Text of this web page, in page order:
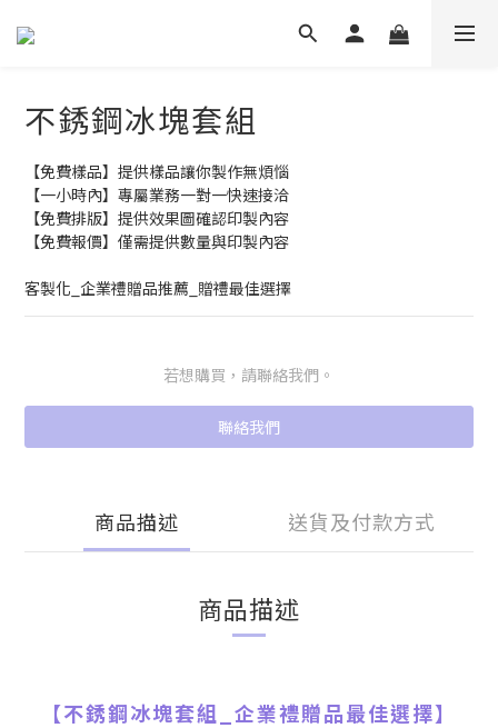
不銹鋼冰塊套組
【免費樣品】提供樣品讓你製作無煩惱
【一小時內】專屬業務一對一快速接洽
【免費排版】提供效果圖確認印製內容
【免費報價】僅需提供數量與印製內容
客製化_企業禮贈品推薦_贈禮最佳選擇
若想購買，請聯絡我們。
聯絡我們
商品描述 送貨及付款方式
商品描述
【不銹鋼冰塊套組 企業禮贈品最佳選擇】